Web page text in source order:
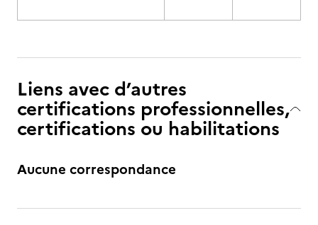
Liens avec d’autres
certifications professionnelles,
certifications ou habilitations
Aucune correspondance